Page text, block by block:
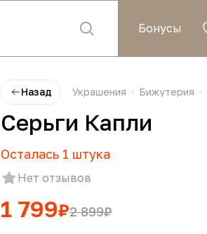
Бонусы
Назад Украшения Бижутерия
Серьги Капли
Осталась 1 штука
Нет отзывов
1 799₽2 899₽